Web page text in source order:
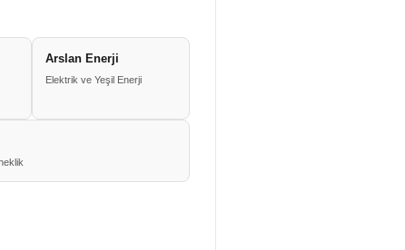
Arslan Enerji
Elektrik ve Yeşil Enerji